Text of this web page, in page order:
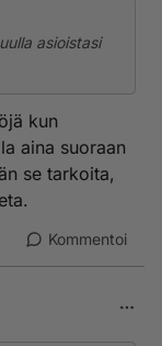
asioistasi
kun
aina suoraan
se tarkoita,
Kommentoi